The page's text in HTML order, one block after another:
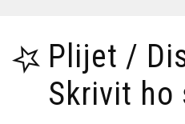
Plijet /
Skrivit ho